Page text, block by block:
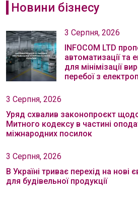
Новини бізнесу
3 Серпня, 2026
INFOCOM LTD
автоматизації
для мінімізації
перебої з
3 Серпня, 2026
Уряд схвалив законопроєкт
Митного кодексу в частині
міжнародних посилок
3 Серпня, 2026
В Україні триває перехід на нові
для будівельної продукції